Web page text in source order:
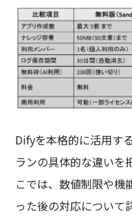
Difyを本格的に活用す
ランの具体的な違いを
こでは、数値制限や機
った後の対応について